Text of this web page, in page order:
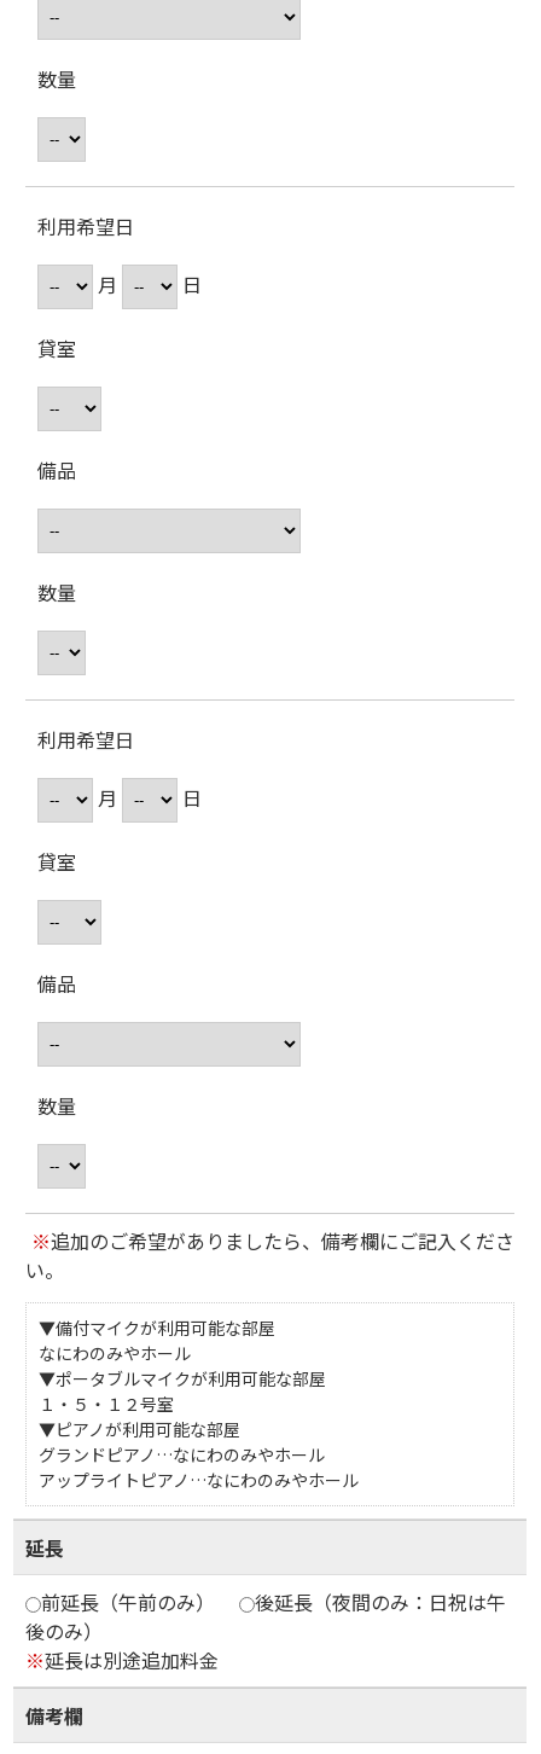
数量
利用希望日
月
日
貸室
備品
数量
利用希望日
月
日
貸室
備品
数量
※追加のご希望がありましたら、備考欄にご記入くださ
い。
▼備付マイクが利用可能な部屋
なにわのみやホール
▼ポータブルマイクが利用可能な部屋
１・５・１２号室
▼ピアノが利用可能な部屋
グランドピアノ…なにわのみやホール
アップライトピアノ…なにわのみやホール
延長
前延長（午前のみ）
後延長（夜間のみ：日祝は午
後のみ）
※延長は別途追加料金
備考欄